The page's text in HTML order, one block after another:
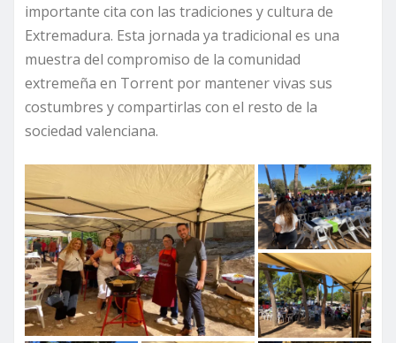
importante cita con las tradiciones y cultura de
Extremadura. Esta jornada ya tradicional es una
muestra del compromiso de la comunidad
extremeña en Torrent por mantener vivas sus
costumbres y compartirlas con el resto de la
sociedad valenciana.